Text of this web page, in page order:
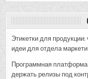
Этикетки для
идеи для отдела
Программная платформа
держать релизы под